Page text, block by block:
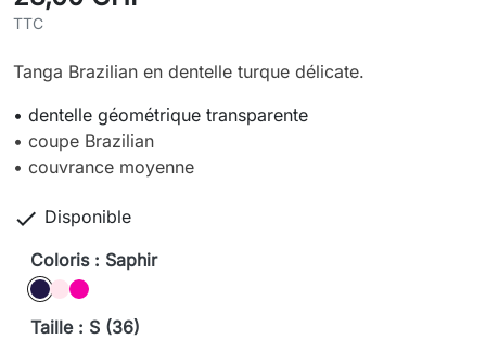
TTC
Tanga Brazilian en dentelle turque délicate.
• dentelle géométrique transparente
• coupe Brazilian
• couvrance moyenne
 Disponible
Coloris : Saphir
Saphir
rosepivoine
Taille : S (36)